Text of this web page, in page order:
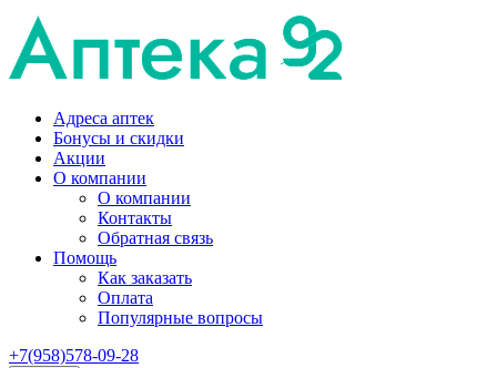
Адреса аптек
Бонусы и скидки
Акции
О компании
О компании
Контакты
Обратная связь
Помощь
Как заказать
Оплата
Популярные вопросы
+7(958)578-09-28